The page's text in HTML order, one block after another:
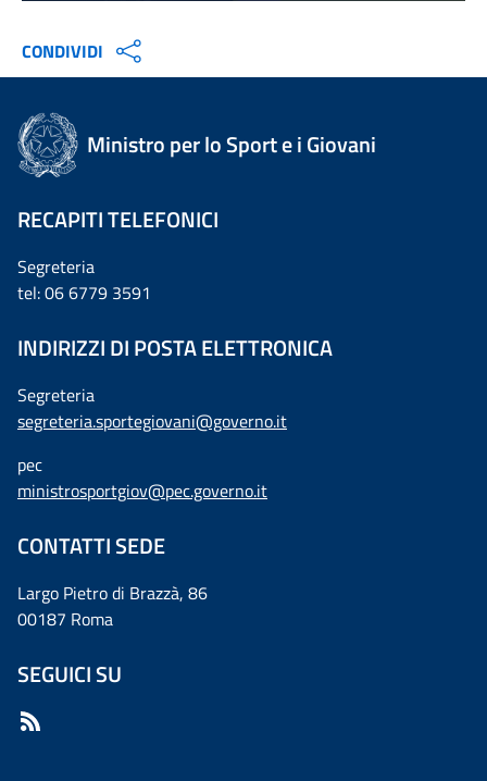
CONDIVIDI
Ministro per lo Sport e i Giovani
RECAPITI TELEFONICI
Segreteria
tel: 06 6779 3591
INDIRIZZI DI POSTA ELETTRONICA
Segreteria
segreteria.sportegiovani@governo.it
pec
ministrosportgiov@pec.governo.it
CONTATTI SEDE
Largo Pietro di Brazzà, 86
00187 Roma
SEGUICI SU